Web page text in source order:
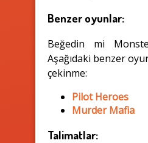
Benzer oyunlar:
Beğedin mi
Aşağıdaki benzer
çekinme:
Pilot Heroes
Murder Mafia
Talimatlar: